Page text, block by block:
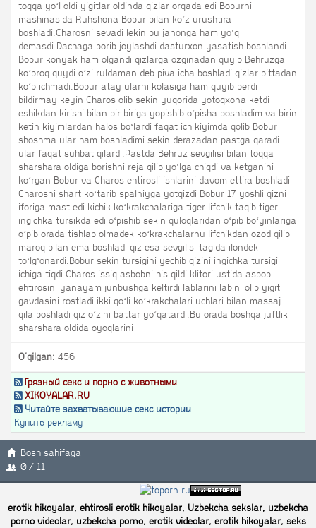
toqqa yoʻl oldi yigitlar oldinda qizlar orqada edi Boburni
mashinasida Ruhshona Bobur bilan koʻz urushtira
boshladi.Charosni sevadi lekin bu janonga ham yoʻq
demasdi.Dachaga borib joylashdi dasturxon yasatish boshlandi
Bobur konyak ham olgandi qizlarga ozginadan quyib Behruzga
koʻproq quydi oʻzi ruldaman deb piva icha boshladi qizlar bittadan
koʻp ichmadi.Bobur atay ularni kolasiga ham quyib berdi
bildirmay keyin Charos olib sekin yuqorida yotoqxona ketdi
eshikdan kirishi bilan bir biriga yopishib oʻpisha boshladim va birin
ketin kiyimlardan halos boʻlardi faqat ich kiyimda qolib Bobur
shoshma ular ham boshladimi sekin derazadan pastga qaradi
ular faqat suhbat qilardi.Pastda Behruz sevgilisi bilan toqqa
sharshara oldiga borishni reja qilib yoʻlga chiqdi va ketganini
koʻrgan Bobur va Charos ehtirosli ishlarini davom ettira boshladi
Charosni shart koʻtarib spalniyga yotqizdi Bobur 17 yoshli qizni
iforiga mast edi kichik koʻkrakchalariga tiger lifchik taqib tiger
ingichka tursikda edi oʻpishib sekin quloqlaridan oʻpib boʻyinlariga
oʻpib orada tishlab olmadek koʻkrakchalarnu lifchikdan ozod qilib
maroq bilan ema boshladi qiz esa sevgilisi tagida ilondek
toʻlgʻonardi.Bobur sekin tursigini yechib qizini ingichka tursigi
ichiga tiqdi Charos issiq asbobni his qildi klitori ustida asbob
ehtirosini yanayam junbushga keltirdi lablarini labini olib yigit
gavdasini rostladi ikki qoʻli koʻkrakchalari uchlari bilan massaj
qila boshladi qiz oʻzini battar yoʻqatardi.Bu orada boshqa juftlik
sharshara oldida oyoqlarini
O'qilgan: 456
Грязный секс и порно с животными
XIKOYALAR.RU
Читайте захватывающие секс истории
Купить рекламу
Bosh sahifaga
0 / 11
erotik hikoyalar, ehtirosli erotik hikoyalar, Uzbekcha sekslar, uzbekcha
porno videolar, uzbekcha porno, erotik videolar, erotik hikoyalar, seks